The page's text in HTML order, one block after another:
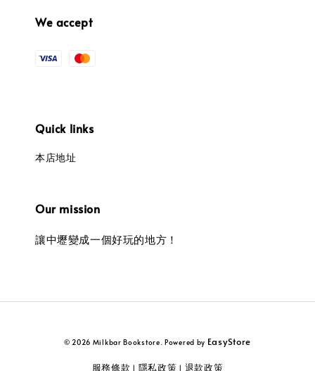
We accept
Quick links
本店地址
Our mission
讓中壢變成一個好玩的地方！
© 2026 Milkbar Bookstore. Powered by EasyStore
服務條款 | 隱私政策 | 退款政策